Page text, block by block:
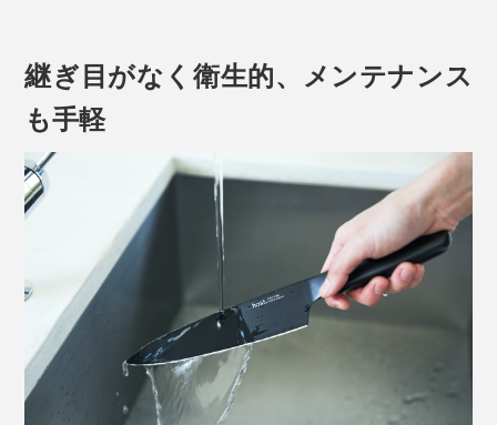
写真は「 ユーティリティナイフ／チタンゴールド
やや幅広で長めに設計したハンドルは、握りやすく、手
の中で滑りにくい形状に。指を添えやすい、流れるよう
なカーブも特徴です。
継ぎ目がなく衛生的、メンテナンス
も手軽